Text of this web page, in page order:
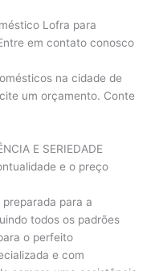
Lofra para
em contato conosco
na cidade de
um orçamento. Conte
E SERIEDADE
e o preço
para a
todos os padrões
o perfeito
e com